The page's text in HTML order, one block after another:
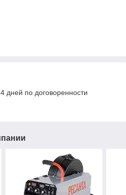
дней по договоренности